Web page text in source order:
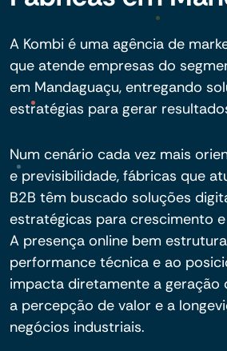
A Kombi é uma agência de
que atende empresas do
em Mandaguaçu, entregando
estratégias para gerar
Num cenário cada vez mais
e previsibilidade, fábricas que
B2B têm buscado soluções
estratégicas para crescimento
A presença online bem
performance técnica e ao
impacta diretamente a geração
a percepção de valor e a
negócios industriais.